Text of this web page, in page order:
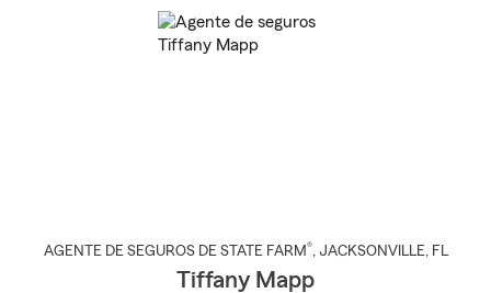
AGENTE DE SEGUROS DE STATE FARM®, JACKSONVILLE, FL
Tiffany Mapp